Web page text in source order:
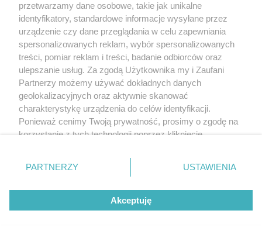
To najnowocześniejszy zalew w
Świętokrzyskiem według AI.
Unikalne molo i promenada
Kosmiczny spektakl nad Śląskiem.
Tutaj zobaczysz Perseidy w całej
przetwarzamy dane osobowe, takie jak unikalne
identyfikatory, standardowe informacje wysyłane przez
urządzenie czy dane przeglądania w celu zapewniania
spersonalizowanych reklam, wybór spersonalizowanych
treści, pomiar reklam i treści, badanie odbiorców oraz
ulepszanie usług. Za zgodą Użytkownika my i Zaufani
Partnerzy możemy używać dokładnych danych
geolokalizacyjnych oraz aktywnie skanować
charakterystykę urządzenia do celów identyfikacji.
Ponieważ cenimy Twoją prywatność, prosimy o zgodę na
korzystanie z tych technologii poprzez kliknięcie
zmienić/wycofać klikając przycisk ustawień prywatności
znajdujący się w lewym dolnym rogu strony
rodzaje przetwarzania danych nie wymagają zgody
użytkownika, ale masz prawo sprzeciwić się takiemu
przetwarzaniu. Preferencje będą miały zastosowanie tylko
PARTNERZY USTAWIENIA
Akceptuję